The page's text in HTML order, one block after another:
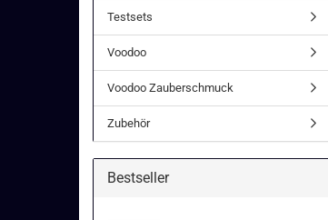
Testsets
Voodoo
Voodoo Zauberschmuck
Zubehör
Bestseller